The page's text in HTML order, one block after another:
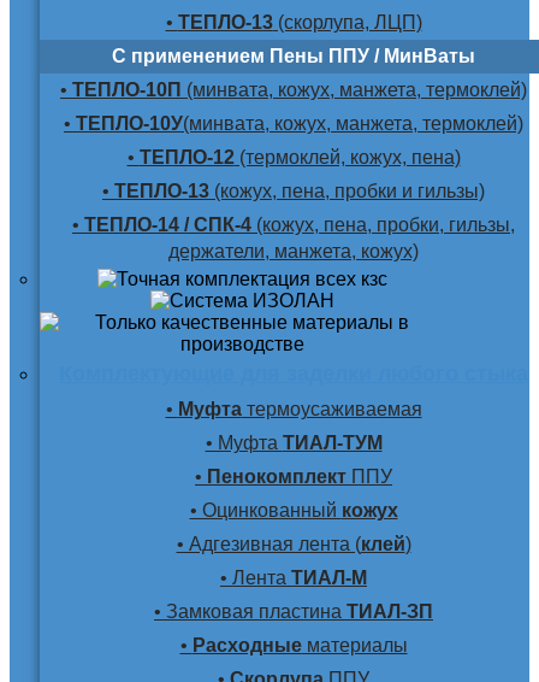
• ТЕПЛО-13(скорлупа, ЛЦП)
С применением Пены ППУ / МинВаты
• ТЕПЛО-10П (минвата, кожух, манжета, термоклей)
• ТЕПЛО-10У(минвата, кожух, манжета, термоклей)
• ТЕПЛО-12(термоклей, кожух, пена)
• ТЕПЛО-13 (кожух, пена, пробки и гильзы)
• ТЕПЛО-14 / СПК-4 (кожух, пена, пробки, гильзы,
держатели, манжета, кожух)
• Муфтатермоусаживаемая
• Муфта ТИАЛ-ТУМ
• Пенокомплект ППУ
• Оцинкованный кожух
• Адгезивная лента (клей)
• Лента ТИАЛ-М
• Замковая пластина ТИАЛ-ЗП
• Расходныематериалы